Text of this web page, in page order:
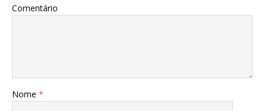
Comentário
Nome *